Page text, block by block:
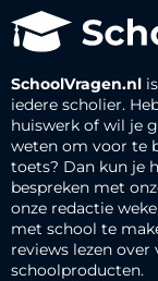
SchoolVragen.nl
iedere scholier.
huiswerk of wil je
weten om voor te
toets? Dan kun je
bespreken met
onze redactie
met school te
reviews lezen over
schoolproducten.